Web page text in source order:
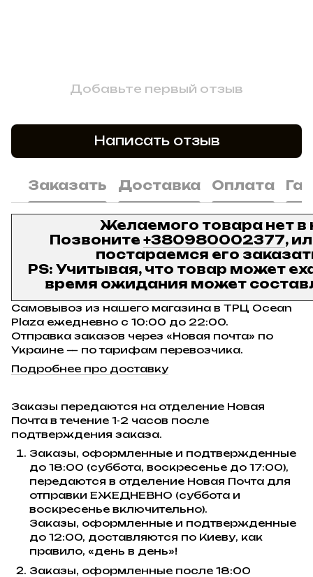
Добавьте первый отзыв
Написать отзыв
Заказать Доставка Оплата
Желаемого товара нет в
Позвоните +380980002377,
постараемся его
PS: Учитывая, что товар может
время ожидания может
Самовывоз из нашего магазина в ТРЦ Ocean
Plaza ежедневно с 10:00 до 22:00.
Отправка заказов через «Новая почта» по
Украине — по тарифам перевозчика.
Подробнее про доставку
Заказы передаются на отделение Новая
Почта в течение 1-2 часов после
подтверждения заказа.
Заказы, оформленные и подтвержденные
до 18:00 (суббота, воскресенье до 17:00),
передаются в отделение Новая Почта для
отправки ЕЖЕДНЕВНО (суббота и
воскресенье включительно).
Заказы, оформленные и подтвержденные
до 12:00, доставляются по Киеву, как
правило, «день в день»!
Заказы, оформленные после 18:00